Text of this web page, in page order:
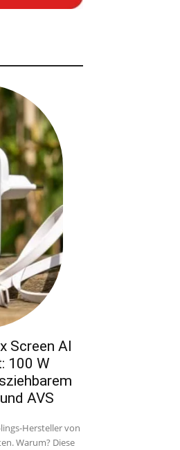
Screen AI
100 W
AVS
Hersteller von
Warum? Diese